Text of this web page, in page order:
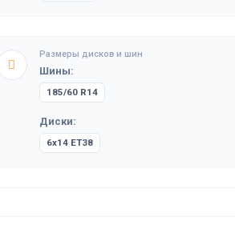
Размеры дисков и шин
Шины:
185/60 R14
Диски:
6x14 ET38